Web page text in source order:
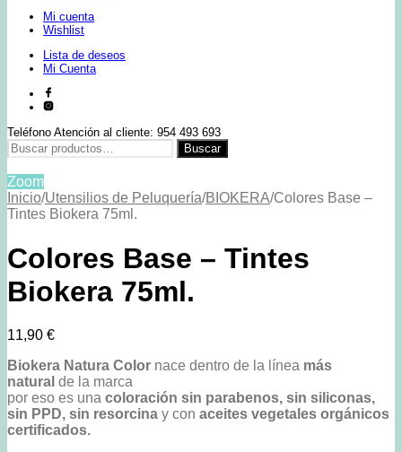
Mi cuenta
Wishlist
Lista de deseos
Mi Cuenta
Teléfono Atención al cliente: 954 493 693
Buscar
por:
Buscar
Zoom
Inicio/Utensilios de Peluquería/BIOKERA/Colores Base –
Tintes Biokera 75ml.
Colores Base – Tintes
Biokera 75ml.
11,90 €
Biokera Natura Color nace dentro de la línea más
natural de la marca
por eso es una coloración sin parabenos, sin siliconas,
sin PPD, sin resorcina y con aceites vegetales orgánicos
certificados.